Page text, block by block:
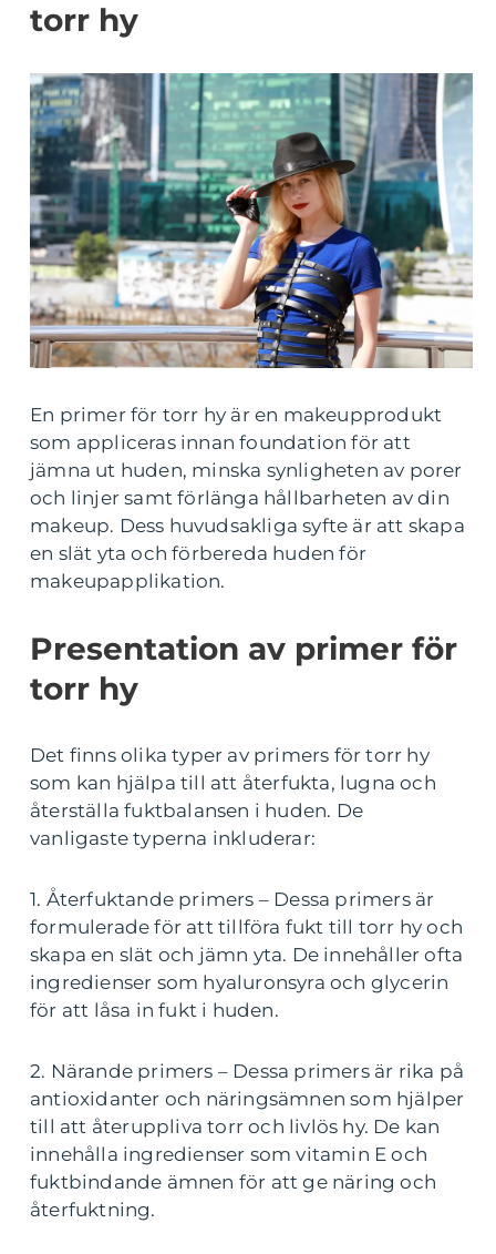
torr hy
En primer för torr hy är en makeupprodukt
som appliceras innan foundation för att
jämna ut huden, minska synligheten av porer
och linjer samt förlänga hållbarheten av din
makeup. Dess huvudsakliga syfte är att skapa
en slät yta och förbereda huden för
makeupapplikation.
Presentation av primer för
torr hy
Det finns olika typer av primers för torr hy
som kan hjälpa till att återfukta, lugna och
återställa fuktbalansen i huden. De
vanligaste typerna inkluderar:
1. Återfuktande primers – Dessa primers är
formulerade för att tillföra fukt till torr hy och
skapa en slät och jämn yta. De innehåller ofta
ingredienser som hyaluronsyra och glycerin
för att låsa in fukt i huden.
2. Närande primers – Dessa primers är rika på
antioxidanter och näringsämnen som hjälper
till att återuppliva torr och livlös hy. De kan
innehålla ingredienser som vitamin E och
fuktbindande ämnen för att ge näring och
återfuktning.